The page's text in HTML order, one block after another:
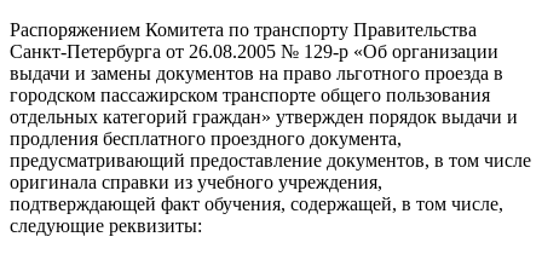
Распоряжением Комитета по транспорту Правительства
Санкт-Петербурга от 26.08.2005 № 129-р «Об организации
выдачи и замены документов на право льготного проезда в
городском пассажирском транспорте общего пользования
отдельных категорий граждан» утвержден порядок выдачи и
продления бесплатного проездного документа,
предусматривающий предоставление документов, в том числе
оригинала справки из учебного учреждения,
подтверждающей факт обучения, содержащей, в том числе,
следующие реквизиты: